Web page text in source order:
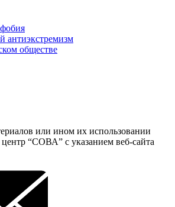
антиэкстремизм
обществе
или ином их использовании
“СОВА” с указанием веб-сайта